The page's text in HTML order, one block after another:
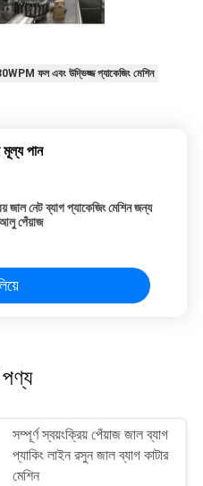
ফল এবং উদ্ভিজ্জ প্যাকেজিং মেশিন
মূল্য পান
জাল নেট ব্যাগ প্যাকেজিং মেশিন জন্য
আলু পেঁয়াজ
পণ্য
সম্পূর্ণ স্বয়ংক্রিয় পেঁয়াজ জাল ব্যাগ
প্যাকিং লাইন রসুন জাল ব্যাগ কাটার
মেশিন